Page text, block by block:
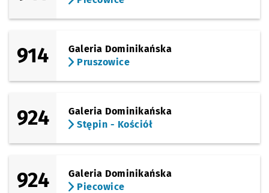
914
Galeria Dominikańska
Pruszowice
924
Galeria Dominikańska
Stępin - Kościół
924
Galeria Dominikańska
Piecowice